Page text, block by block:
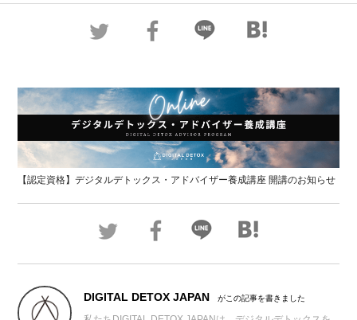
【認定資格】デジタルデトックス・アドバイザー養成講座 開講のお知らせ
DIGITAL DETOX JAPAN がこの記事を書きました